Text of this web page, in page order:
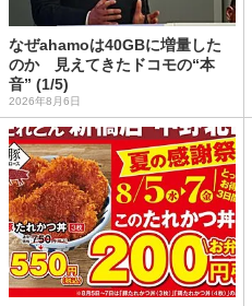
なぜahamoは40GBに増量した
のか 見えてきたドコモの“本
音” (1/5)
2026年8月6日